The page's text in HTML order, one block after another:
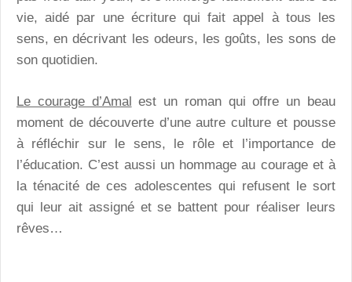
vie, aidé par une écriture qui fait appel à tous les
sens, en décrivant les odeurs, les goûts, les sons de
son quotidien.
Le courage d’Amal est un roman qui offre un beau
moment de découverte d’une autre culture et pousse
à réfléchir sur le sens, le rôle et l’importance de
l’éducation. C’est aussi un hommage au courage et à
la ténacité de ces adolescentes qui refusent le sort
qui leur ait assigné et se battent pour réaliser leurs
rêves…